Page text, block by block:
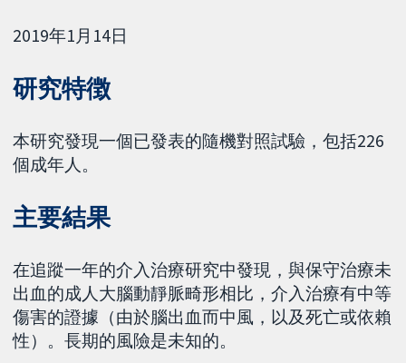
2019年1月14日
研究特徴
本研究發現一個已發表的隨機對照試驗，包括226
個成年人。
主要結果
在追蹤一年的介入治療研究中發現，與保守治療未
出血的成人大腦動靜脈畸形相比，介入治療有中等
傷害的證據（由於腦出血而中風，以及死亡或依賴
性）。長期的風險是未知的。